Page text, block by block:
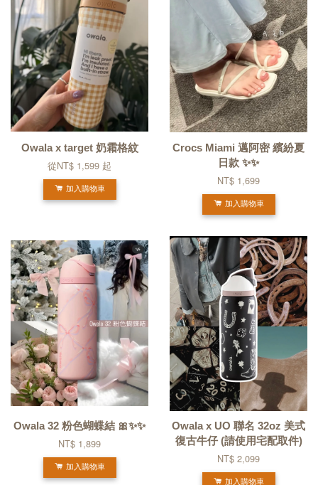
Owala x target 奶霜格紋
從NT$ 1,599 起
加入購物車
Crocs Miami 邁阿密 繽紛夏
日款 ✨✨
NT$ 1,699
加入購物車
Owala 32 粉色蝴蝶結 🎀✨✨
NT$ 1,899
加入購物車
Owala x UO 聯名 32oz 美式
復古牛仔 (請使用宅配取件)
NT$ 2,099
加入購物車